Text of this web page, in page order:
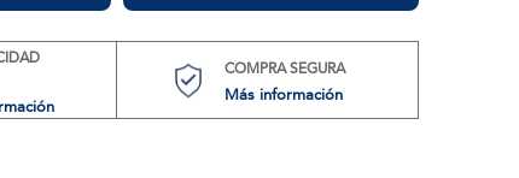
COMPRA SEGURA
Más información